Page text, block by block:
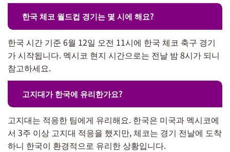
한국 체코 월드컵 경기는 몇 시에 해요?
한국 시간 기준 6월 12일 오전 11시에 한국 체코 축구 경기
가 시작됩니다. 멕시코 현지 시간으로는 전날 밤 8시가 되니
참고하세요.
고지대가 한국에 유리한가요?
고지대는 적응한 팀에게 유리해요. 한국은 미국과 멕시코에
서 3주 이상 고지대 적응을 했지만, 체코는 경기 전날에 도착
하니 한국이 환경적으로 유리한 상황입니다.